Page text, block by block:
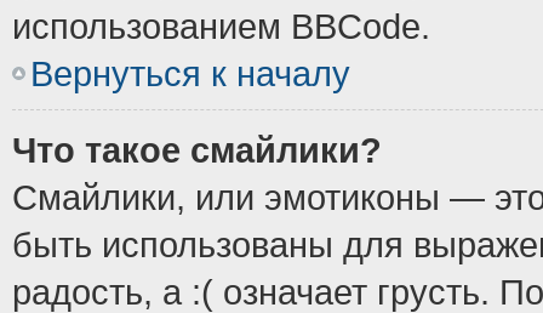
использованием BBCode.
Вернуться к началу
Что такое смайлики?
Смайлики, или эмотиконы —
быть использованы для
радость, а :( означает грусть.